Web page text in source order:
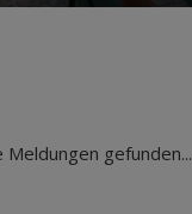
gefunden...